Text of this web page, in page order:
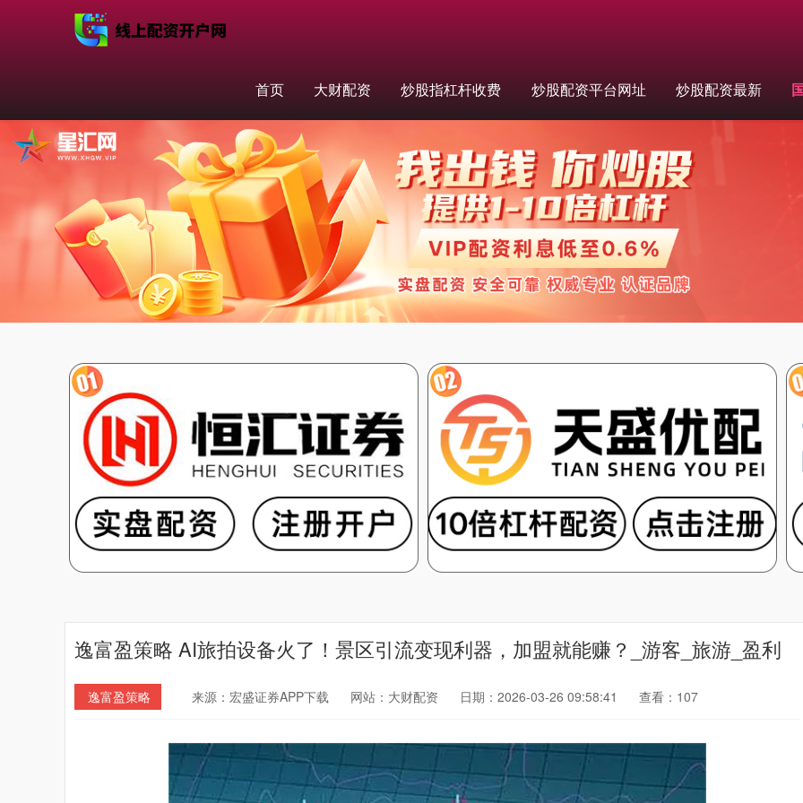
首页 大财配资 炒股指杠杆收费 炒股配资平台网址 炒股配资最新
逸富盈策略 AI旅拍设备火了！景区引流变现利器，加盟就能赚？_游客_旅游_盈利
逸富盈策略 来源：宏盛证券APP下载 网站：大财配资 日期：2026-03-26 09:58:41 查看：107